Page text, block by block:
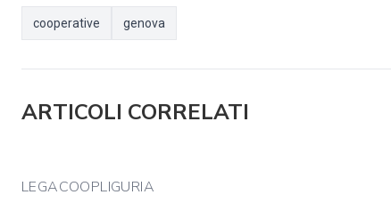
cooperative genova
ARTICOLI CORRELATI
LEGACOOPLIGURIA